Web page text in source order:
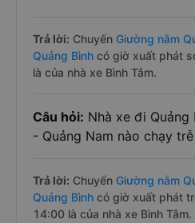
Trả lời: Chuyến Giường nằm
Quảng Bình có giờ xuất phát
là của nhà xe Bình Tâm.
Câu hỏi: Nhà xe đi Quảng
- Quảng Nam nào chạy
Trả lời: Chuyến Giường nằm
Quảng Bình có giờ xuất phát
14:00 là của nhà xe Bình Tâm.